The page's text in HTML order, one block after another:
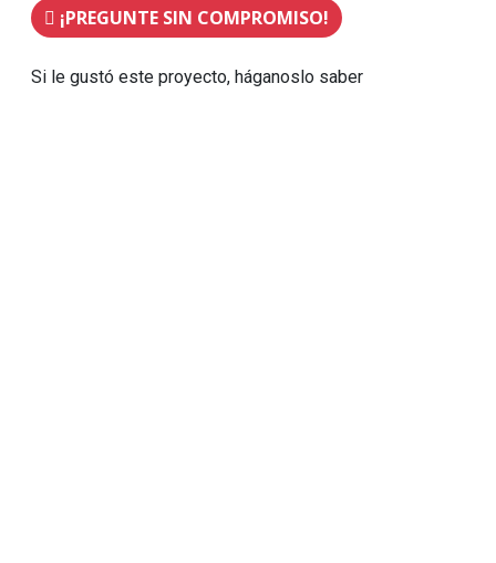
¡PREGUNTE SIN COMPROMISO!
Si le gustó este proyecto, háganoslo saber